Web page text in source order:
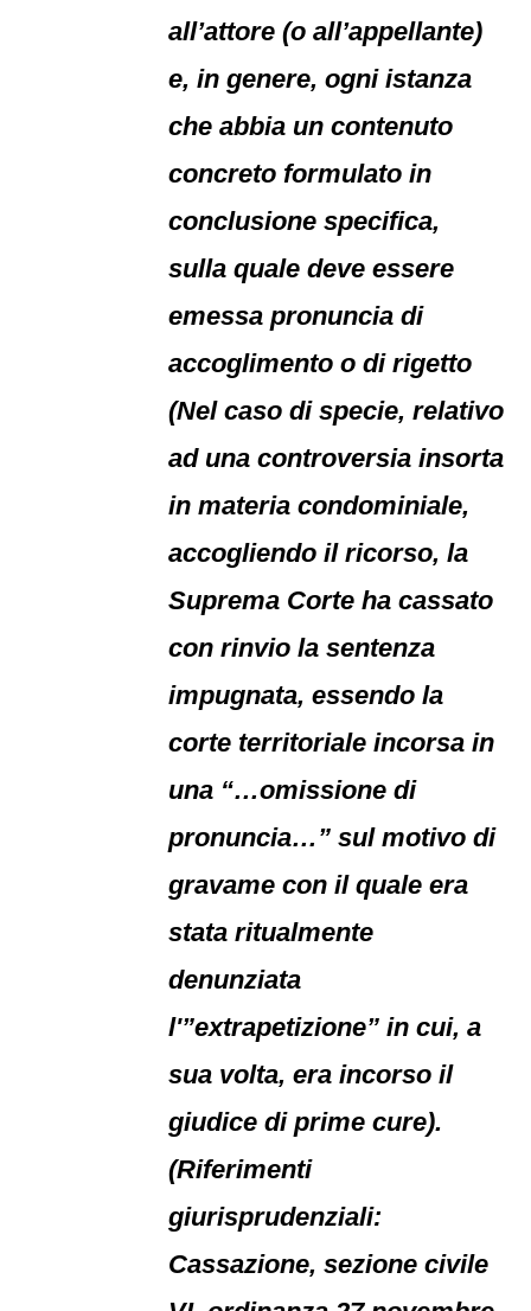
all’attore (o all’appellante)
e, in genere, ogni istanza
che abbia un contenuto
concreto formulato in
conclusione specifica,
sulla quale deve essere
emessa pronuncia di
accoglimento o di rigetto
(Nel caso di specie, relativo
ad una controversia insorta
in materia condominiale,
accogliendo il ricorso, la
Suprema Corte ha cassato
con rinvio la sentenza
impugnata, essendo la
corte territoriale incorsa in
una “…omissione di
pronuncia…” sul motivo di
gravame con il quale era
stata ritualmente
denunziata
l'”extrapetizione” in cui, a
sua volta, era incorso il
giudice di prime cure).
(Riferimenti
giurisprudenziali:
Cassazione, sezione civile